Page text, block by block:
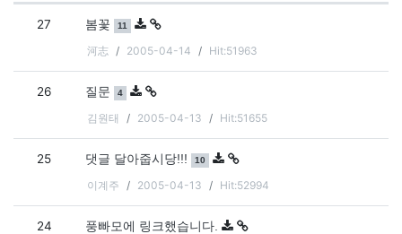
27 봄꽃 댓글
11
개
河志
2005-04-14 Hit:51963
26 질문 댓글
4
개
김원태
2005-04-13 Hit:51655
25 댓글 달아줍시당!!! 댓글
10
개
이계주
2005-04-13 Hit:52994
24
풍빠모에 링크했습니다.